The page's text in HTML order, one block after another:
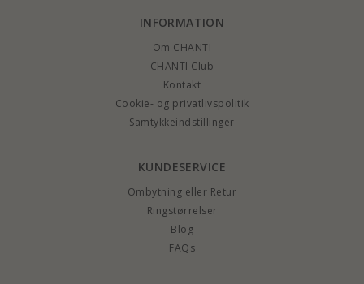
INFORMATION
Om CHANTI
CHANTI Club
Kontakt
Cookie- og privatlivspolitik
Samtykkeindstillinger
KUNDESERVICE
Ombytning eller Retur
Ringstørrelser
Blog
FAQs